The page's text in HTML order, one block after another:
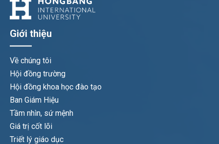
Giới thiệu
Về chúng tôi
Hội đồng trường
Hội đồng khoa học đào tạo
Ban Giám Hiệu
Tầm nhìn, sứ mệnh
Giá trị cốt lõi
Triết lý giáo dục